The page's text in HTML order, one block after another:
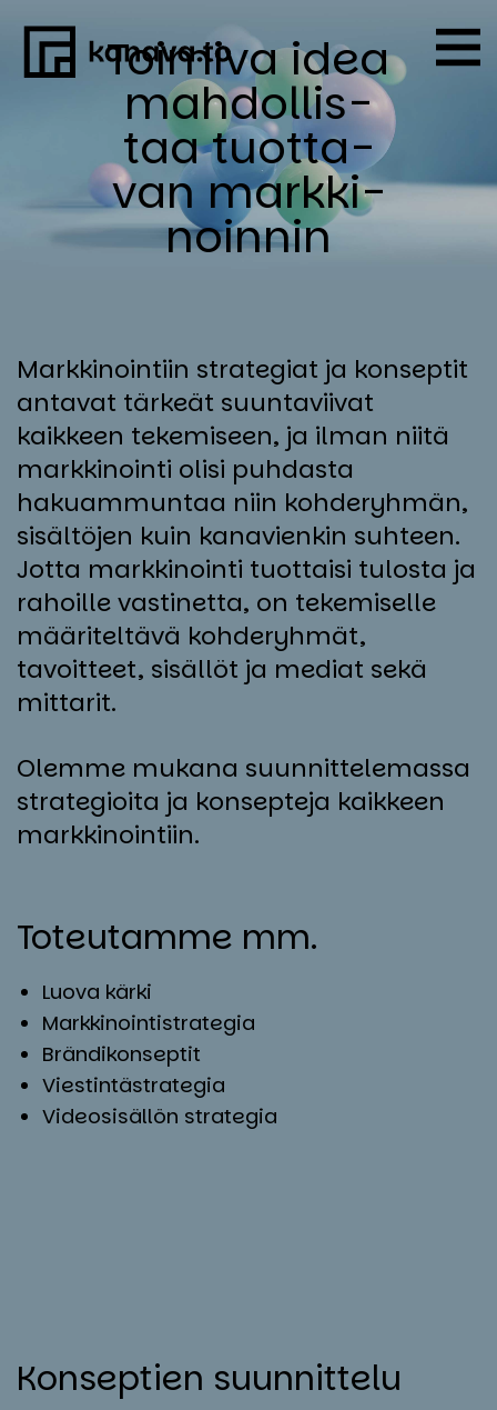
content
Toi­mi­va idea
mah­dol­lis­
taa tuot­ta­
van mark­ki­
noin­nin
Markkinointiin strategiat ja konseptit
antavat tärkeät suuntaviivat
kaikkeen tekemiseen, ja ilman niitä
markkinointi olisi puhdasta
hakuammuntaa niin kohderyhmän,
sisältöjen kuin kanavienkin suhteen.
Jotta markkinointi tuottaisi tulosta ja
rahoille vastinetta, on tekemiselle
määriteltävä kohderyhmät,
tavoitteet, sisällöt ja mediat sekä
mittarit.
Olemme mukana suunnittelemassa
strategioita ja konsepteja kaikkeen
markkinointiin.
To­teu­tam­me mm.
Luova kärki
Markkinointistrategia
Brändikonseptit
Viestintästrategia
Videosisällön strategia
Kon­sep­tien suun­nit­te­lu